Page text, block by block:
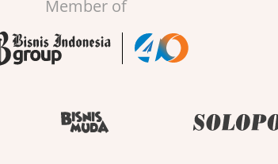
Member of